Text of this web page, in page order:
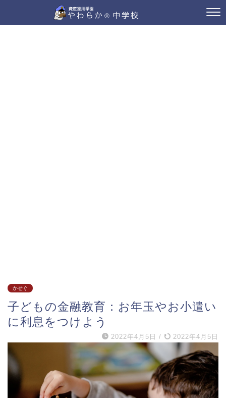
かせぐ
子どもの金融教育：お年玉やお小遣い
に利息をつけよう
2022年4月5日 / 2022年4月5日